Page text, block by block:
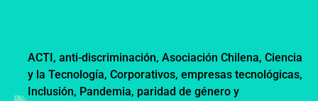
ACTI , anti-discriminación, Asociación Chilena, Ciencia
y la Tecnología, Corporativos, empresas tecnológicas,
Inclusión, Pandemia, paridad de género y